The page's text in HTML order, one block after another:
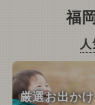
福
厳選お出かけ